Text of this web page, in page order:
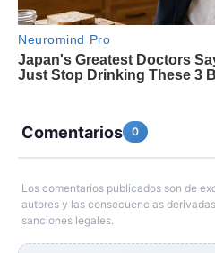
Comentarios 0
Los comentarios publicados son de
autores y las consecuencias
sanciones legales.